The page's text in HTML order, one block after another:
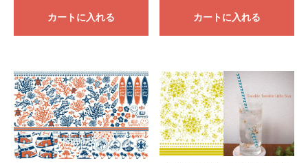
カートに入れる カートに入れる